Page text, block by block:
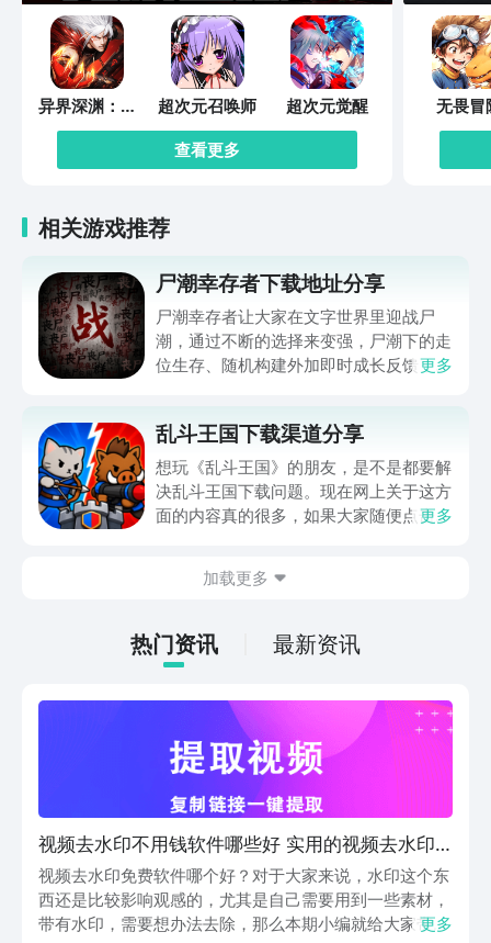
异界深渊：觉
醒
超次元召唤师
超次元觉醒
查看更多
无畏冒
相关游戏推荐
尸潮幸存者下载地址分享
尸潮幸存者让大家在文字世界里迎战尸
潮，通过不断的选择来变强，尸潮下的走
位生存、随机构建外加即时成长反馈，让
入到这个满是僵尸的世界努力求生，想玩
的可千万别错过，赶快来看一看吧。
更多
乱斗王国下载渠道分享
想玩《乱斗王国》的朋友，是不是都要解
决乱斗王国下载问题。现在网上关于这方
面的内容真的很多，如果大家随便点击陌
app进行下载会更加方便，九游是手游福
游戏资源，还能及时查看后续的消息、活
动内容等相关信息。
更多
加载更多
热门资讯 最新资讯
视频去水印不用钱软件哪些好 实用的视频去水印
免费软件分享
视频去水印免费软件哪个好？对于大家来说，水印这个东
西还是比较影响观感的，尤其是自己需要用到一些素材，
带有水印，需要想办法去除，那么本期小编就给大家带来
更多